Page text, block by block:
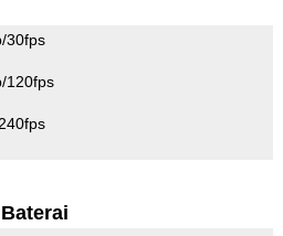
30fps
120fps
Baterai